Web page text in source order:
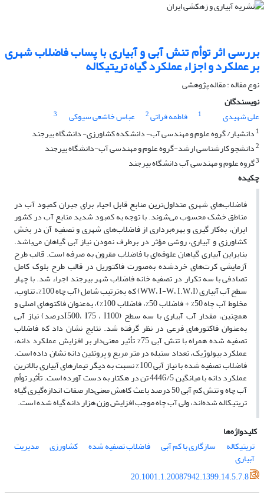
بررسی اثر توأم تنش آبی و آبیاری با پساب فاضلاب شهری
بر عملکرد و اجزاء عملکرد گیاه تریتیکاله
نوع مقاله : مقاله پژوهشی
نویسندگان
علی شهیدی
1 فاطمه فراتی2 عباس خاشعی سیوکی
3
1 دانشیار/ گروه علوم و مهندسی آب- دانشکده کشاورزی- دانشگاه بیرجند
2دانشجو کارشناسی ارشد-گروه علوم و مهندسی آب-دانشگاه بیرجند
3گروه علوم و مهندسی آب دانشگاه بیرجند
چکیده
فاضلاب‌های شهری متداول‌ترین منابع قابل احیاء برای جبران کمبود آب در
مناطق خشک محسوب می‌شوند. با توجه به کمبود شدید منابع آب در کشور
ایران، به‌کار گیری و بهره‌برداری از فاضلاب‌های شهری و تصفیه آن در بخش
کشاورزی و آبیاری، روشی مؤثر در برطرف نمودن نیاز آبی گیاهان می‌باشد.
بنابراین آبیاری گیاهان علوفه‌ای با فاضلاب مقرون به صرفه است. قالب طرح
آزمایشی کرت‌های خردشده به‌صورت فاکتوریل در قالب طرح بلوک کامل
تصادفی با سه تکرار در تصفیه خانه فاضلاب شهر بیرجند اجراء شد. با چهار
سطح آب آبیاری (WW، I-W، I.W،I) که به‌ترتیب شامل (آب چاه 100%، تناوب،
مخلوط آب چاه 50% + فاضلاب 50%، فاضلاب 100%)، به‌عنوان فاکتوهای اصلی و
همچنین، مقدار آب آبیاری با سه سطح (I500، I75 ، I100درصد) نیاز آبی
به‌عنوان فاکتورهای فرعی در نظر گرفته شد. نتایج نشان داد که فاضلاب
تصفیه شده همراه با تنش آبی 75% تأثیر معنی‌دار بر افزایش عملکرد دانه،
عملکرد بیولوژیک، تعداد سنبله در متر مربع و پروتئین دانه نشان داده است.
فاضلاب تصفیه شده با نیاز آبی 100% نسبت به دیگر تیمارهای آبیاری بالاترین
عملکرد دانه با میانگین 4446/5 تن در هکتار به دست آورده است. تأثیر توأم
آب چاه و تنش کم آبی 50 درصد باعث کاهش معنی‌دار صفات اندازه‌گیری گیاه
تریتیکاله شده‌اند، ولی آب چاه موجب افزایش وزن هزار دانه گیاه شده است.
کلیدواژه‌ها
تریتیکاله
سازگاری با کم آبی فاضلاب تصفیه شده کشاورزی مدیریت
آبیاری
20.1001.1.20087942.1399.14.5.7.8